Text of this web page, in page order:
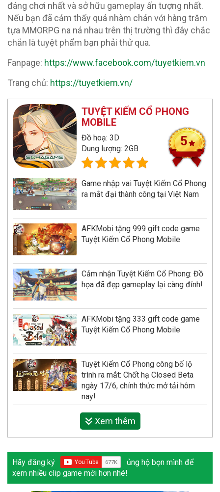
đáng chơi nhất và sở hữu gameplay ấn tượng nhất.
Nếu bạn đã cảm thấy quá nhàm chán với hàng trăm
tựa MMORPG na ná nhau trên thị trường thì đây chắc
chắn là tuyệt phẩm bạn phải thử qua.
Fanpage: https://www.facebook.com/tuyetkiem.vn
Trang chủ: https://tuyetkiem.vn/
TUYỆT KIẾM CỔ PHONG
MOBILE
Đồ hoạ: 3D
Dung lượng: 2GB
5
Game nhập vai Tuyệt Kiếm Cổ Phong
ra mắt đại thành công tại Việt Nam
AFKMobi tặng 999 gift code game
Tuyệt Kiếm Cổ Phong Mobile
Cảm nhận Tuyệt Kiếm Cổ Phong: Đồ
họa đã đẹp gameplay lại càng đỉnh!
AFKMobi tặng 333 gift code game
Tuyệt Kiếm Cổ Phong Mobile
Tuyệt Kiếm Cổ Phong công bố lộ
trình ra mắt: Chốt hạ Closed Beta
ngày 17/6, chính thức mở tải hôm
nay!
Xem thêm
Hãy đăng ký
ủng hộ bọn mình để
xem nhiều clip game mới hơn nhé!